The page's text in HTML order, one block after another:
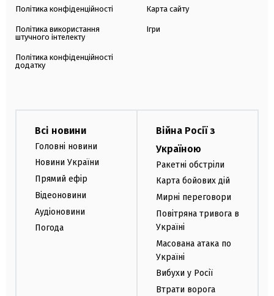
Політика конфіденційності
Політика використання
штучного інтелекту
Політика конфіденційності
додатку
Карта сайту
Ігри
Всі новини
Головні новини
Новини України
Прямий ефір
Відеоновини
Аудіоновини
Погода
Війна Росії з
Україною
Ракетні обстріли
Карта бойових дій
Мирні переговори
Повітряна тривога в
Україні
Масована атака по
Україні
Вибухи у Росії
Втрати ворога